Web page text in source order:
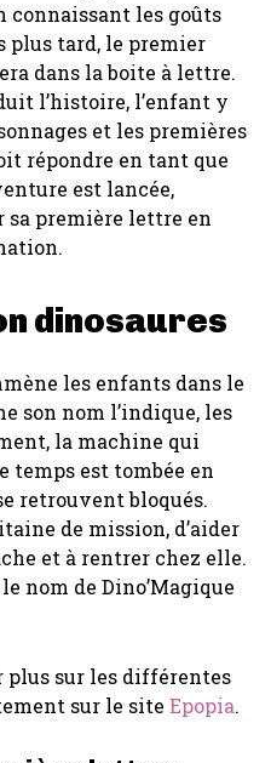
connaissant les goûts
plus tard, le premier
dans la boite à lettre.
l’histoire, l’enfant y
et les premières
répondre en tant que
est lancée,
sa première lettre en
dinosaures
les enfants dans le
son nom l’indique, les
la machine qui
temps est tombée en
retrouvent bloqués.
de mission, d’aider
et à rentrer chez elle.
nom de Dino’Magique
plus sur les différentes
sur le site Epopia.